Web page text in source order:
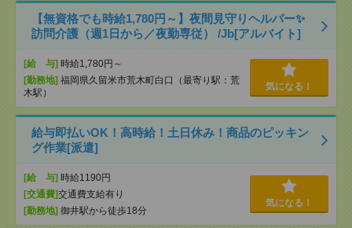
【無資格でも時給1,780円～】夜間見守りヘルパー✨
訪問介護（週1日から／夜勤専従） /Jb[アルバイト]
[給 与] 時給1,780円～
[勤務地] 福岡県久留米市荒木町白口（最寄り駅：荒
木駅）
気になる！
給与即払いOK！高時給！土日休み！商品のピッキン
グ作業[派遣]
[給 与] 時給1190円
[交通費]交通費支給有り
[勤務地] 御井駅から徒歩18分
気になる！